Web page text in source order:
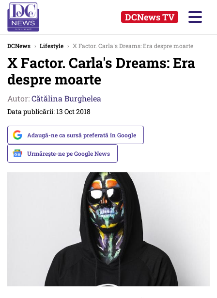
DCNews TV
DCNews › Lifestyle › X Factor. Carla's Dreams: Era despre moarte
X Factor. Carla's Dreams: Era
despre moarte
Autor:Cătălina Burghelea
Data publicării: 13 Oct 2018
Adaugă-ne ca sursă preferată în Google
Urmărește-ne pe Google News